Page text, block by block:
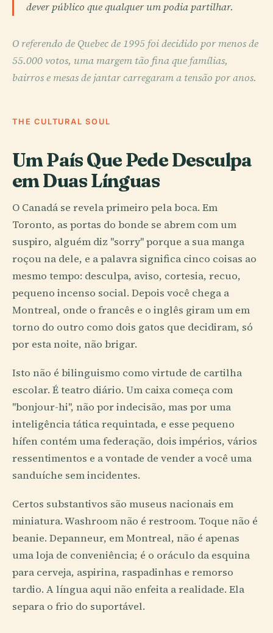
dever público que qualquer um podia partilhar.
O referendo de Quebec de 1995 foi decidido por menos de
55.000 votos, uma margem tão fina que famílias,
bairros e mesas de jantar carregaram a tensão por anos.
THE CULTURAL SOUL
Um País Que Pede Desculpa
em Duas Línguas
O Canadá se revela primeiro pela boca. Em
Toronto, as portas do bonde se abrem com um
suspiro, alguém diz "sorry" porque a sua manga
roçou na dele, e a palavra significa cinco coisas ao
mesmo tempo: desculpa, aviso, cortesia, recuo,
pequeno incenso social. Depois você chega a
Montreal, onde o francês e o inglês giram um em
torno do outro como dois gatos que decidiram, só
por esta noite, não brigar.
Isto não é bilinguismo como virtude de cartilha
escolar. É teatro diário. Um caixa começa com
"bonjour-hi", não por indecisão, mas por uma
inteligência tática requintada, e esse pequeno
hífen contém uma federação, dois impérios, vários
ressentimentos e a vontade de vender a você uma
sanduíche sem incidentes.
Certos substantivos são museus nacionais em
miniatura. Washroom não é restroom. Toque não é
beanie. Depanneur, em Montreal, não é apenas
uma loja de conveniência; é o oráculo da esquina
para cerveja, aspirina, raspadinhas e remorso
tardio. A língua aqui não enfeita a realidade. Ela
separa o frio do suportável.